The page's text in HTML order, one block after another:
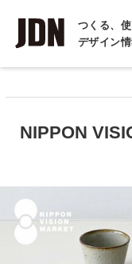
つくる、
デザイン
インタビュー
NIPPON